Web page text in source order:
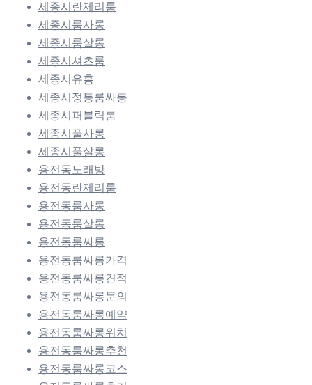
세종시란제리룸
세종시룸사롱
세종시룸살롱
세종시셔츠룸
세종시유흥
세종시정통룸싸롱
세종시퍼블릭룸
세종시풀사롱
세종시풀살롱
용전동노래방
용전동란제리룸
용전동룸사롱
용전동룸살롱
용전동룸싸롱
용전동룸싸롱가격
용전동룸싸롱견적
용전동룸싸롱문의
용전동룸싸롱예약
용전동룸싸롱위치
용전동룸싸롱추천
용전동룸싸롱코스